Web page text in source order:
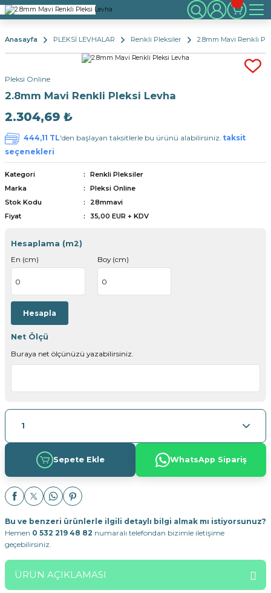
Anasayfa PLEKSİ LEVHALAR Renkli Pleksiler 2.8mm Mavi Renkli
Pleksi Online
2.8mm Mavi Renkli Pleksi Levha
2.304,69 ₺
444,11 TL'den başlayan taksitlerle bu ürünü alabilirsiniz. taksit
seçenekleri
Kategori
Renkli Pleksiler
Marka
Pleksi Online
Stok Kodu
28mmavi
Fiyat
35,00 EUR + KDV
Hesaplama (m2)
En (cm)
Boy (cm)
Hesapla
Net Ölçü
Buraya net ölçünüzü yazabilirsiniz.
Sepete Ekle WhatsApp Sipariş
Bu ve benzeri ürünlerle ilgili detaylı bilgi almak mı istiyorsunuz?
Hemen 0 532 219 48 82 numaralı telefondan bizimle iletişime
geçebilirsiniz.
ÜRÜN AÇIKLAMASI